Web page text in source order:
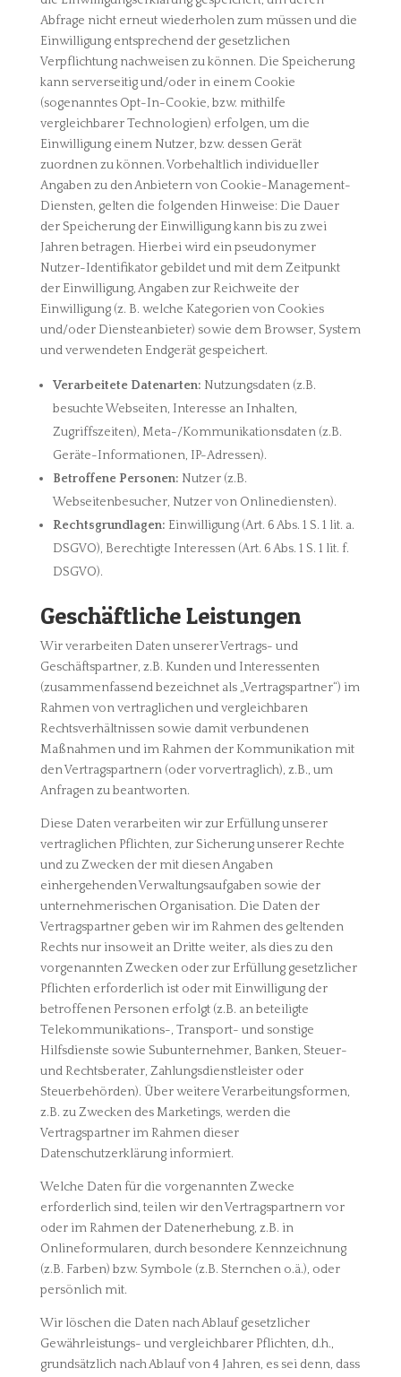
Abfrage nicht erneut wiederholen zum müssen und die
Einwilligung entsprechend der gesetzlichen
Verpflichtung nachweisen zu können. Die Speicherung
kann serverseitig und/oder in einem Cookie
(sogenanntes Opt-In-Cookie, bzw. mithilfe
vergleichbarer Technologien) erfolgen, um die
Einwilligung einem Nutzer, bzw. dessen Gerät
zuordnen zu können. Vorbehaltlich individueller
Angaben zu den Anbietern von Cookie-Management-
Diensten, gelten die folgenden Hinweise: Die Dauer
der Speicherung der Einwilligung kann bis zu zwei
Jahren betragen. Hierbei wird ein pseudonymer
Nutzer-Identifikator gebildet und mit dem Zeitpunkt
der Einwilligung, Angaben zur Reichweite der
Einwilligung (z. B. welche Kategorien von Cookies
und/oder Diensteanbieter) sowie dem Browser, System
und verwendeten Endgerät gespeichert.
Verarbeitete Datenarten: Nutzungsdaten (z.B.
besuchte Webseiten, Interesse an Inhalten,
Zugriffszeiten), Meta-/Kommunikationsdaten (z.B.
Geräte-Informationen, IP-Adressen).
Betroffene Personen: Nutzer (z.B.
Webseitenbesucher, Nutzer von Onlinediensten).
Rechtsgrundlagen: Einwilligung (Art. 6 Abs. 1 S. 1 lit. a.
DSGVO), Berechtigte Interessen (Art. 6 Abs. 1 S. 1 lit. f.
DSGVO).
Geschäftliche Leistungen
Wir verarbeiten Daten unserer Vertrags- und
Geschäftspartner, z.B. Kunden und Interessenten
(zusammenfassend bezeichnet als „Vertragspartner“) im
Rahmen von vertraglichen und vergleichbaren
Rechtsverhältnissen sowie damit verbundenen
Maßnahmen und im Rahmen der Kommunikation mit
den Vertragspartnern (oder vorvertraglich), z.B., um
Anfragen zu beantworten.
Diese Daten verarbeiten wir zur Erfüllung unserer
vertraglichen Pflichten, zur Sicherung unserer Rechte
und zu Zwecken der mit diesen Angaben
einhergehenden Verwaltungsaufgaben sowie der
unternehmerischen Organisation. Die Daten der
Vertragspartner geben wir im Rahmen des geltenden
Rechts nur insoweit an Dritte weiter, als dies zu den
vorgenannten Zwecken oder zur Erfüllung gesetzlicher
Pflichten erforderlich ist oder mit Einwilligung der
betroffenen Personen erfolgt (z.B. an beteiligte
Telekommunikations-, Transport- und sonstige
Hilfsdienste sowie Subunternehmer, Banken, Steuer-
und Rechtsberater, Zahlungsdienstleister oder
Steuerbehörden). Über weitere Verarbeitungsformen,
z.B. zu Zwecken des Marketings, werden die
Vertragspartner im Rahmen dieser
Datenschutzerklärung informiert.
Welche Daten für die vorgenannten Zwecke
erforderlich sind, teilen wir den Vertragspartnern vor
oder im Rahmen der Datenerhebung, z.B. in
Onlineformularen, durch besondere Kennzeichnung
(z.B. Farben) bzw. Symbole (z.B. Sternchen o.ä.), oder
persönlich mit.
Wir löschen die Daten nach Ablauf gesetzlicher
Gewährleistungs- und vergleichbarer Pflichten, d.h.,
grundsätzlich nach Ablauf von 4 Jahren, es sei denn, dass